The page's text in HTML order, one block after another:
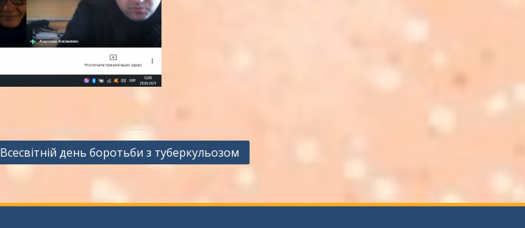
Всесвітній день боротьби з туберкульозом